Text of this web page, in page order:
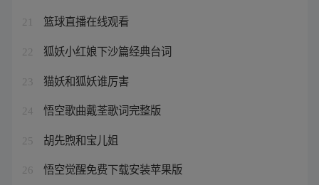
21 篮球直播在线观看
22 狐妖小红娘下沙篇经典台词
23 猫妖和狐妖谁厉害
24 悟空歌曲戴荃歌词完整版
25 胡先煦和宝儿姐
26 悟空觉醒免费下载安装苹果版